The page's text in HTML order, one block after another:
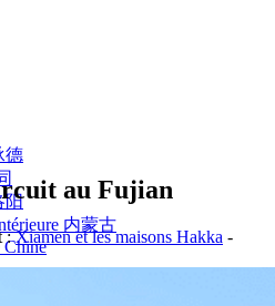
德
阳
内蒙古
Chine
au Fujian
:Xiamen et les maisons Hakka -